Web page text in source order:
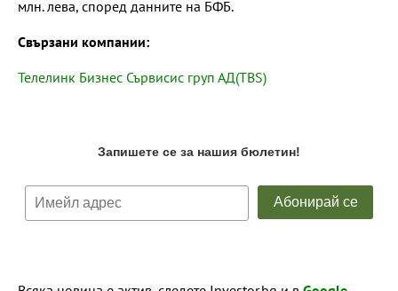
млн. лева, според данните на БФБ.
Свързани компании:
Телелинк Бизнес Сървисис груп АД(TBS)